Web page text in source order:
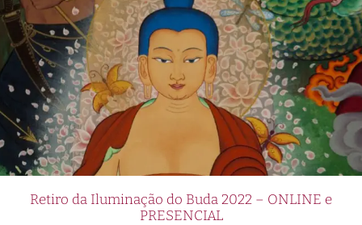
Retiro da Iluminação do Buda 2022 – ONLINE e
PRESENCIAL